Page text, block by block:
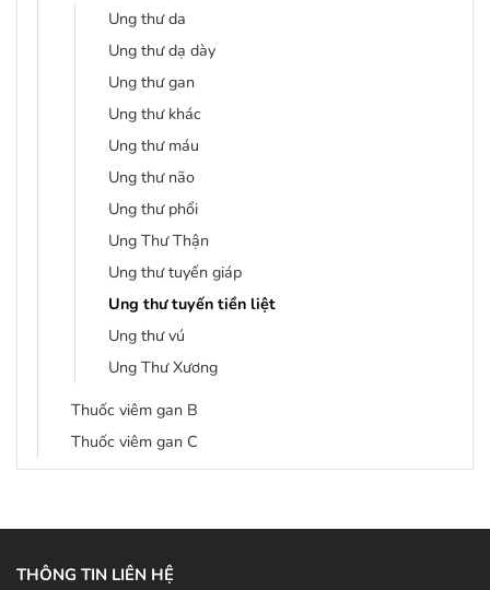
Ung thư da
Ung thư dạ dày
Ung thư gan
Ung thư khác
Ung thư máu
Ung thư não
Ung thư phổi
Ung Thư Thận
Ung thư tuyến giáp
Ung thư tuyến tiền liệt
Ung thư vú
Ung Thư Xương
Thuốc viêm gan B
Thuốc viêm gan C
THÔNG TIN LIÊN HỆ